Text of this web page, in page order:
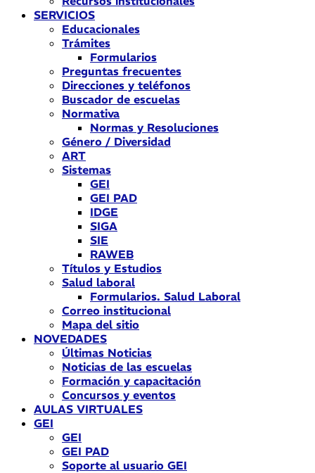
SERVICIOS
Educacionales
Trámites
Formularios
Preguntas frecuentes
Direcciones y teléfonos
Buscador de escuelas
Normativa
Normas y Resoluciones
Género / Diversidad
ART
Sistemas
GEI
GEI PAD
IDGE
SIGA
SIE
RAWEB
Títulos y Estudios
Salud laboral
Formularios. Salud Laboral
Correo institucional
Mapa del sitio
NOVEDADES
Últimas Noticias
Noticias de las escuelas
Formación y capacitación
Concursos y eventos
AULAS VIRTUALES
GEI
GEI
GEI PAD
Soporte al usuario GEI